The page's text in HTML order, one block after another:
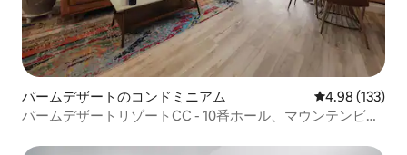
パームデザートのコンドミニアム レビュー133
4.98 (133)
パームデザートリゾートCC - 10番ホール、マウンテンビュ